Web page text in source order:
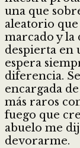
una que
aleatorio
marcado y la
despierta en
espera
diferencia.
encargada
más raros
fuego que
abuelo me
devorarme.